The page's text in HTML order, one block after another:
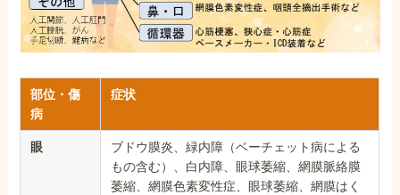
部位・傷
病
症状
眼
ブドウ膜炎、緑内障（ベーチェット病による
もの含む）、白内障、眼球萎縮、網膜脈絡膜
萎縮、網膜色素変性症、眼球萎縮、網膜はく